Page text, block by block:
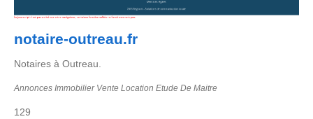
notaire-outreau.fr
Notaires à Outreau.
Annonces Immobilier Vente Location Etude De Maitre
129